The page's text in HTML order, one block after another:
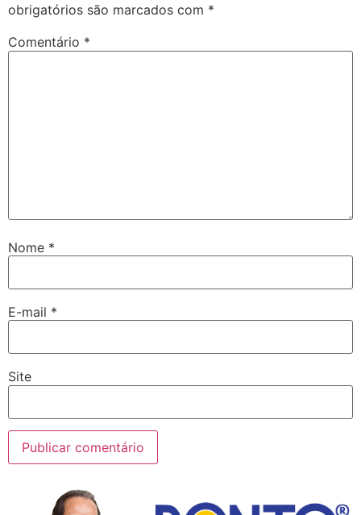
obrigatórios são marcados com *
Comentário *
Nome *
E-mail *
Site